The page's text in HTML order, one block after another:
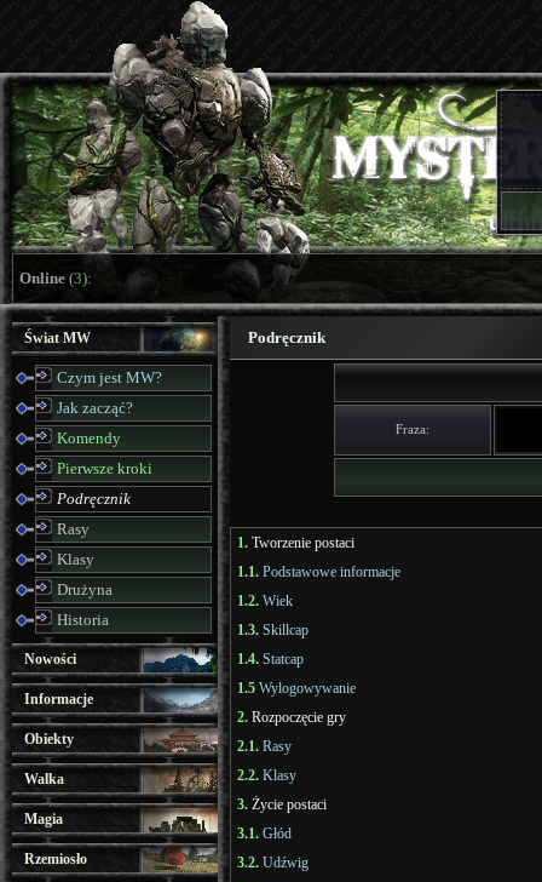
Online (3):
Świat MW
Czym jest MW?
Jak zacząć?
Komendy
Pierwsze kroki
Podręcznik
Rasy
Klasy
Drużyna
Historia
Nowości
Informacje
Obiekty
Walka
Magia
Rzemiosło
Podręcznik
Fraza:
1. Tworzenie postaci
1.1. Podstawowe informacje
1.2. Wiek
1.3. Skillcap
1.4. Statcap
1.5 Wylogowywanie
2. Rozpoczęcie gry
2.1. Rasy
2.2. Klasy
3. Życie postaci
3.1. Głód
3.2. Udźwig